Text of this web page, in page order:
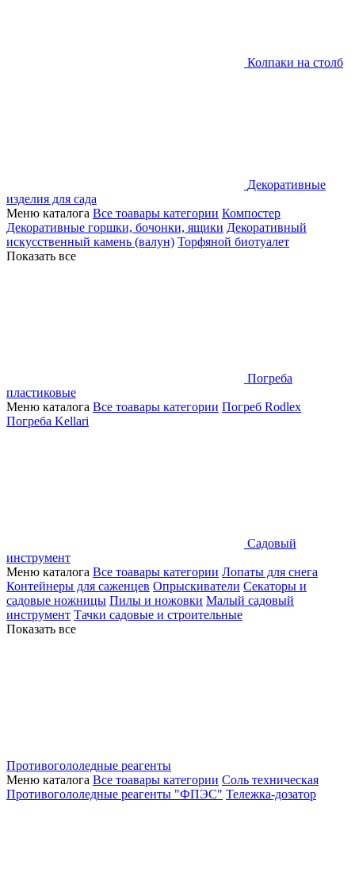
Колпаки на столб
Декоративные
изделия для сада
Меню каталога Все тоавары категории Компостер
Декоративные горшки, бочонки, ящики Декоративный
искусственный камень (валун) Торфяной биотуалет
Показать все
Погреба
пластиковые
Меню каталога Все тоавары категории Погреб Rodlex
Погреба Kellari
Садовый
инструмент
Меню каталога Все тоавары категории Лопаты для снега
Контейнеры для саженцев Опрыскиватели Секаторы и
садовые ножницы Пилы и ножовки Малый садовый
инструмент Тачки садовые и строительные
Показать все
Противогололедные реагенты
Меню каталога Все тоавары категории Соль техническая
Противогололедные реагенты "ФПЭС" Тележка-дозатор